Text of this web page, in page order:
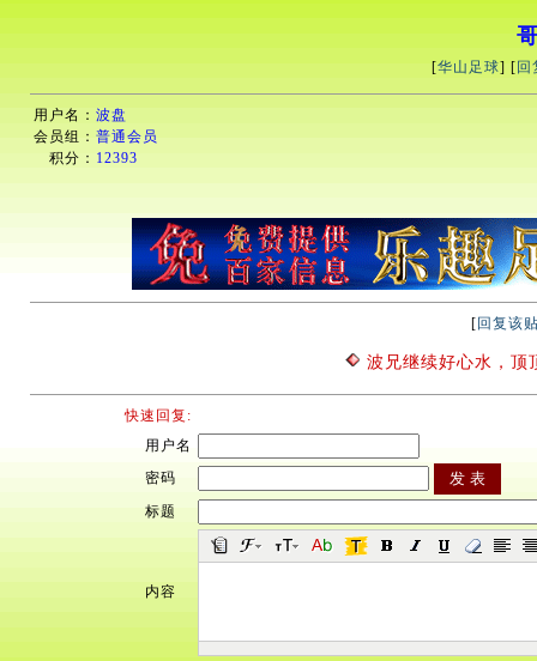
[华山足球] [ 回
用户名： 波盘
会员组： 普通会员
积分： 12393
[ 回复该
波兄继续好心水，顶
快速回复:
用户名
密码
标题
内容